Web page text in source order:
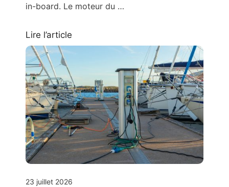
in-board. Le moteur du …
Lire l’article
23 juillet 2026